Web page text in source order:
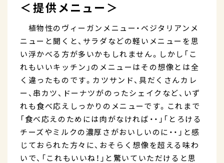
＜提供メニュー＞
植物性のヴィーガンメニュー・ベジタリアンメ
ニューと聞くと、サラダなどの軽いメニューを思
い浮かべる方が多いかもしれません。しかし「こ
れもいいキッチン」のメニューはその想像とは全
く違ったものです。カツサンド、具だくさんカレ
ー、串カツ、ドーナツがのったシェイクなど、いず
れも食べ応えしっかりのメニューです。これまで
「食べ応えのためには肉がなければ・・」「とろける
チーズやミルクの濃厚さがおいしいのに・・」と感
じておられた方々に、おそらく想像を超える味わ
いで、「これもいいね！」と驚いていただけると思